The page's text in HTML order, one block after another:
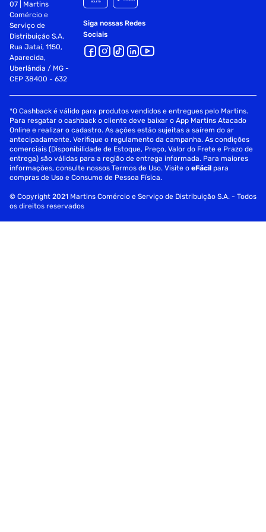
07 | Martins
Comércio e
Serviço de
Distribuição S.A.
Rua Jataí, 1150,
Aparecida,
Uberlândia / MG -
CEP 38400 - 632
Siga nossas Redes
Sociais
*O Cashback é válido para produtos vendidos e entregues pelo Martins.
Para resgatar o cashback o cliente deve baixar o App Martins Atacado
Online e realizar o cadastro. As ações estão sujeitas a saírem do ar
antecipadamente. Verifique o regulamento da campanha. As condições
comerciais (Disponibilidade de Estoque, Preço, Valor do Frete e Prazo de
entrega) são válidas para a região de entrega informada. Para maiores
informações, consulte nossos Termos de Uso. Visite oeFácil para
compras de Uso e Consumo de Pessoa Física.
© Copyright 2021 Martins Comércio e Serviço de Distribuição S.A. - Todos
os direitos reservados